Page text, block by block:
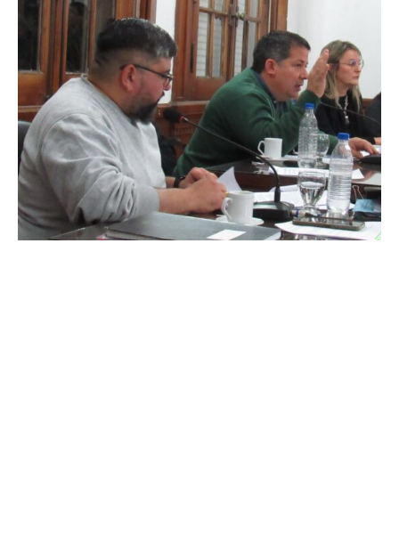
Suscribirme gratis
Dirección de correo electrónico*